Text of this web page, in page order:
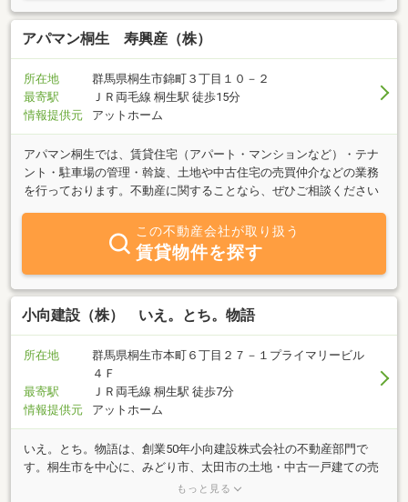
アパマン桐生 寿興産（株）
所在地
群馬県桐生市錦町３丁目１０－２
最寄駅
ＪＲ両毛線 桐生駅 徒歩15分
情報提供元
アットホーム
アパマン桐生では、賃貸住宅（アパート・マンションなど）・テナ
ント・駐車場の管理・斡旋、土地や中古住宅の売買仲介などの業務
を行っております。不動産に関することなら、ぜひご相談ください
この不動産会社が取り扱う
賃貸物件を探す
小向建設（株） いえ。とち。物語
所在地
群馬県桐生市本町６丁目２７－１プライマリービル
４Ｆ
最寄駅
ＪＲ両毛線 桐生駅 徒歩7分
情報提供元
アットホーム
いえ。とち。物語は、創業50年小向建設株式会社の不動産部門で
す。桐生市を中心に、みどり市、太田市の土地・中古一戸建ての売
買・仲介、アパート・マンション・一戸建ての賃貸をしておりま
もっと見る